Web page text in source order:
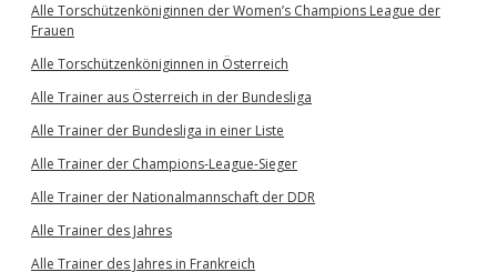
Alle Torschützenköniginnen der Women’s Champions League der
Frauen
Alle Torschützenköniginnen in Österreich
Alle Trainer aus Österreich in der Bundesliga
Alle Trainer der Bundesliga in einer Liste
Alle Trainer der Champions-League-Sieger
Alle Trainer der Nationalmannschaft der DDR
Alle Trainer des Jahres
Alle Trainer des Jahres in Frankreich